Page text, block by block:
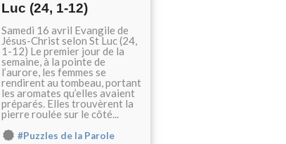
Luc (24, 1-12)
Samedi 16 avril Evangile de
Jésus-Christ selon St Luc (24,
1-12) Le premier jour de la
semaine, à la pointe de
l’aurore, les femmes se
rendirent au tombeau, portant
les aromates qu’elles avaient
préparés. Elles trouvèrent la
pierre roulée sur le côté...
#Puzzles de la Parole